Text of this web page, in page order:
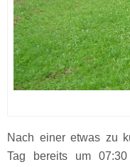
Nach einer etwas zu
Tag bereits um 07:30